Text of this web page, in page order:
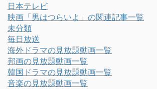
日本テレビ
映画「男はつらいよ」の関連記事一覧
未分類
毎日放送
海外ドラマの見放題動画一覧
邦画の見放題動画一覧
韓国ドラマの見放題動画一覧
音楽の見放題動画一覧